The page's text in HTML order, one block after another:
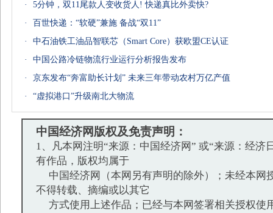
·
5分钟，双11尾款人变收货人! 快递真比外卖快?
·
百世快递：“软硬”兼施 备战“双11”
·
中石油铁工油品智联芯（Smart Core）获欧盟CE认证
·
中国公路冷链物流行业运行分析报告发布
·
京东发布“奔富助长计划” 未来三年带动农村万亿产值
·
“虚拟港口”升级南北大物流
中国经济网版权及免责声明：
1、凡本网注明“来源：中国经济网” 或“来源：经济
有作品，版权均属于
中国经济网（本网另有声明的除外）；未经本网
不得转载、摘编或以其它
方式使用上述作品；已经与本网签署相关授权使